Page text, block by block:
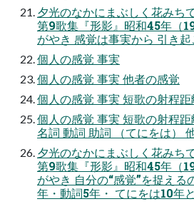
夕光のなかにまぶしく花みち
第9歌集『形影』昭和45年（
がやき 感覚は事実から 引き起
個人の感覚 事実
個人の感覚 事実 他者の感覚
個人の感覚 事実 短歌の射程
個人の感覚 事実 短歌の射程
名詞 動詞 助詞 （てにをは）
夕光のなかにまぶしく花みち
第9歌集『形影』昭和45年（
がやき 自分の“感覚”を捉える
年・動詞5年・ てにをは10年